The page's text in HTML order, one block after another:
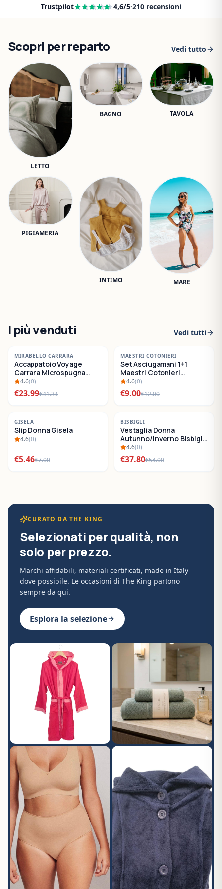
Trustpilot 4,6/5·210 recensioni
Scopri per reparto Vedi tutto
LETTO
BAGNO TAVOLA
PIGIAMERIA
INTIMO MARE
I più venduti Vedi tutti
-42%
SALDI
MIRABELLO CARRARA
Accappatoio Voyage
Carrara Microspugna
Cotone
4.6(0)
€23.99€41.34
-25%
SALDI
MAESTRI COTONIERI
Set Asciugamani 1+1
Maestri Cotonieri
Eternity Spugna di
Cotone
4.6(0)
€9.00€12.00
-22 %
SALDI
GISELA
Slip Donna Gisela
4.6(0)
€5.46€7.00
-30 %
SALDI
BISBIGLI
Vestaglia Donna
Autunno/Inverno Bisbigli
BO288632
4.6(0)
€37.80€54.00
CURATO DA THE KING
Selezionati per qualità, non
solo per prezzo.
Marchi affidabili, materiali certificati, made in Italy
dove possibile. Le occasioni di The King partono
sempre da qui.
Esplora la selezione